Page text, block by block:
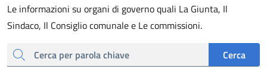
Le informazioni su organi di governo quali La Giunta, Il
Sindaco, Il Consiglio comunale e Le commissioni.
cerca
Cerca